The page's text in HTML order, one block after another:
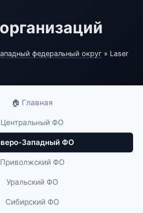
федеральный округ » Laser
🏠 Главная
Центральный ФО
Западный ФО
Приволжский ФО
Уральский ФО
Сибирский ФО